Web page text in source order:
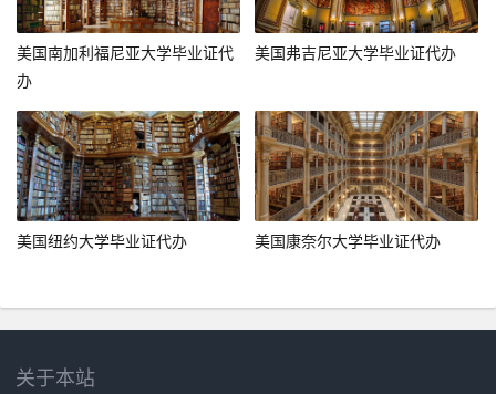
美国南加利福尼亚大学毕业证代
办
美国弗吉尼亚大学毕业证代办
美国纽约大学毕业证代办 美国康奈尔大学毕业证代办
关于本站